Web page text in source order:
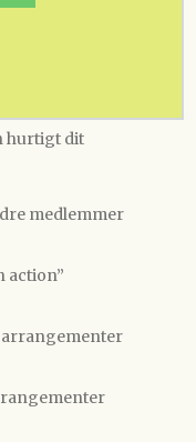
hurtigt dit
medlemmer
action”
arrangementer